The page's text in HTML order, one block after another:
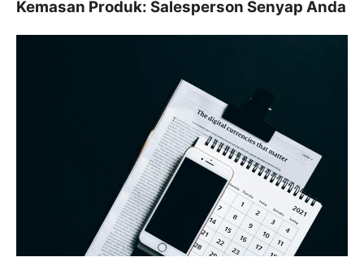
Kemasan Produk: Salesperson Senyap Anda